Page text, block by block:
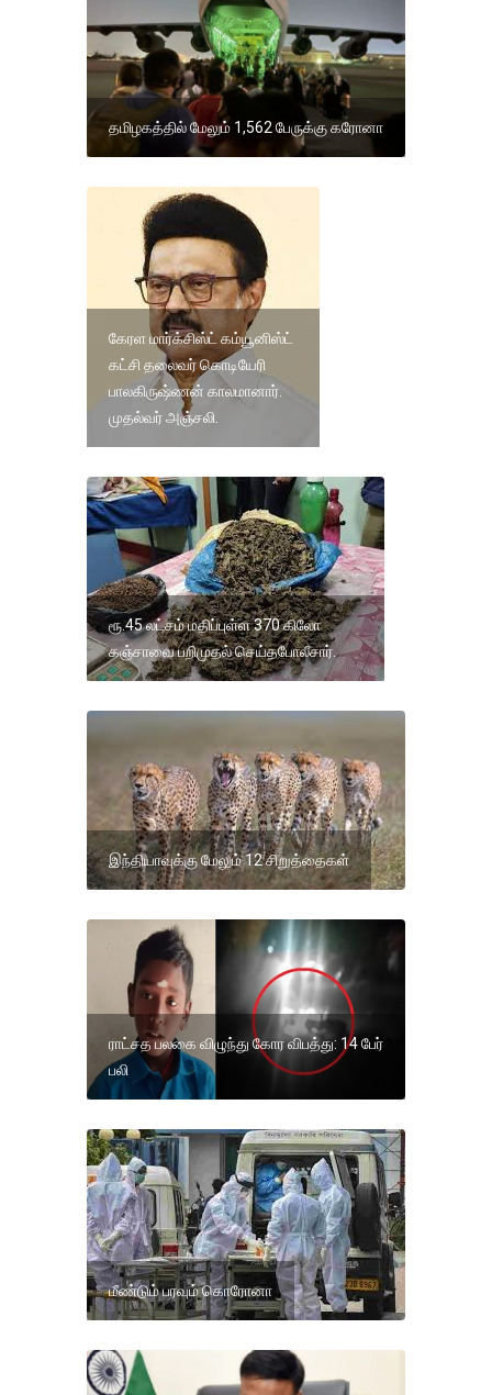
தமிழகத்தில் மேலும் 1,562 பேருக்கு கரோனா
கேரள மார்க்சிஸ்ட் கம்யூனிஸ்ட்
கட்சி தலைவர் கொடியேரி
பாலகிருஷ்ணன் காலமானார்.
முதல்வர் அஞ்சலி.
ரூ.45 லட்சம் மதிப்புள்ள 370 கிலோ
கஞ்சாவை பறிமுதல் செய்தபோலீசார்.
இந்தியாவுக்கு மேலும் 12 சிறுத்தைகள்
ராட்சத பலகை விழுந்து கோர விபத்து: 14 பேர்
பலி
மீண்டும் பரவும் கொரோனா